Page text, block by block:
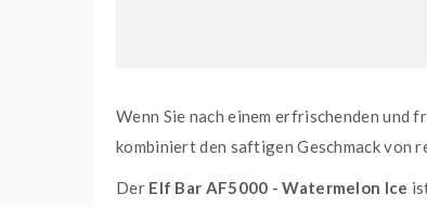
Wenn Sie nach einem erfrischenden und
kombiniert den saftigen Geschmack von
Der Elf Bar AF5000 - Watermelon Ice